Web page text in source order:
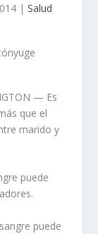
| Salud
— Es
que el
marido y
puede
puede